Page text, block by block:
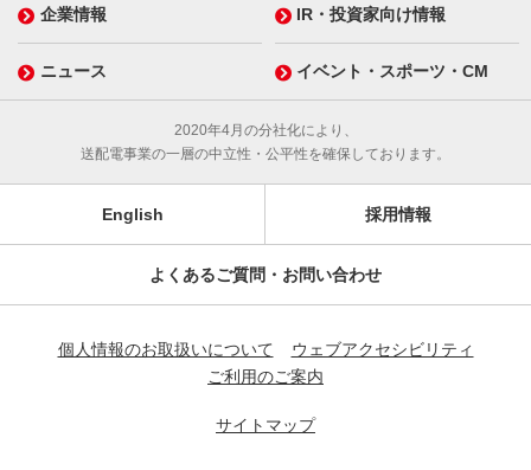
企業情報 IR・投資家向け情報
ニュース イベント・スポーツ・CM
2020年4月の分社化により、
送配電事業の一層の中立性・公平性を確保しております。
English 採用情報
よくあるご質問・お問い合わせ
個人情報のお取扱いについて
ウェブアクセシビリティ
ご利用のご案内
サイトマップ